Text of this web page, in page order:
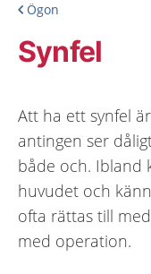
Ögon
Synfel
Att ha ett synfel
antingen ser
både och. Ibland
huvudet och
ofta rättas till
med operation.